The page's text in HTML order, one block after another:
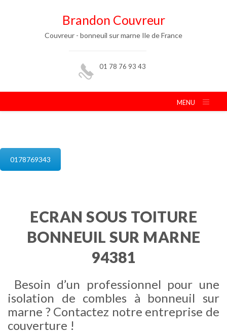
Brandon Couvreur
Couvreur - bonneuil sur marne Ile de France
01 78 76 93 43
MENU
0178769343
ECRAN SOUS TOITURE
BONNEUIL SUR MARNE
94381
Besoin d’un professionnel pour une
isolation de combles à bonneuil sur
marne ? Contactez notre entreprise de
couverture !